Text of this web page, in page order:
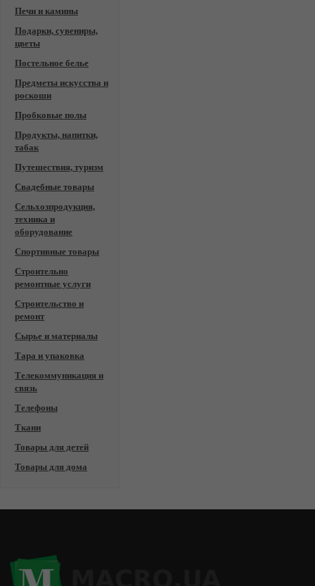
Печи и камины
Подарки, сувениры,
цветы
Постельное белье
Предметы искусства и
роскоши
Пробковые полы
Продукты, напитки,
табак
Путешествия, туризм
Свадебные товары
Сельхозпродукция,
техника и
оборудование
Спортивные товары
Строительно
ремонтные услуги
Строительство и
ремонт
Сырье и материалы
Тара и упаковка
Телекоммуникация и
связь
Телефоны
Ткани
Товары для детей
Товары для дома